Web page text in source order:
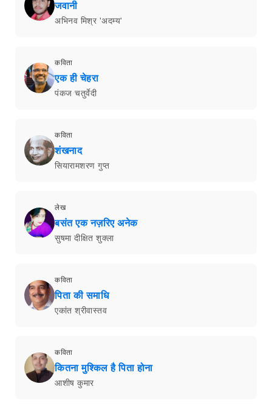
जवानी
अभिनव मिश्र 'अदम्य'
कविता
एक ही चेहरा
पंकज चतुर्वेदी
कविता
शंखनाद
सियारामशरण गुप्त
लेख
बसंत एक नज़रिए अनेक
सुषमा दीक्षित शुक्ला
कविता
पिता की समाधि
एकांत श्रीवास्तव
कविता
कितना मुश्किल है पिता होना
आशीष कुमार